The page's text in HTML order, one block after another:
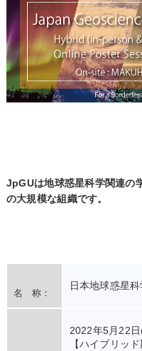
JpGUは地球惑星科学関連の
の大規模な組織です。
名 称：
日本地球惑星
2022年5月22
【ハイブリッ